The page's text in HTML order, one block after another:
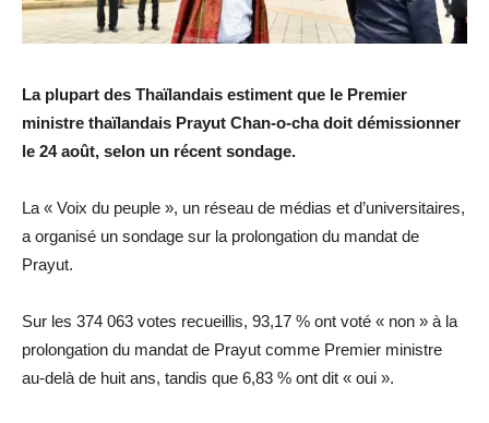
La plupart des Thaïlandais estiment que le Premier
ministre thaïlandais Prayut Chan-o-cha doit démissionner
le 24 août, selon un récent sondage.
La « Voix du peuple », un réseau de médias et d’universitaires,
a organisé un sondage sur la prolongation du mandat de
Prayut.
Sur les 374 063 votes recueillis, 93,17 % ont voté « non » à la
prolongation du mandat de Prayut comme Premier ministre
au-delà de huit ans, tandis que 6,83 % ont dit « oui ».